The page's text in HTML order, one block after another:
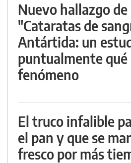
Nuevo hallazgo de
"Cataratas de
Antártida: un
puntualmente qué
fenómeno
El truco infalible
el pan y que se
fresco por más